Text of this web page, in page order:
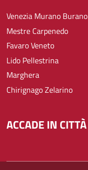
Venezia Murano Burano
Mestre Carpenedo
Favaro Veneto
Lido Pellestrina
Marghera
Chirignago Zelarino
ACCADE IN CITTÀ